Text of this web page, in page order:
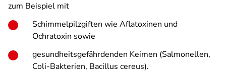
zum Beispiel mit
Schimmelpilzgiften wie Aflatoxinen und
Ochratoxin sowie
gesundheitsgefährdenden Keimen (Salmonellen,
Coli-Bakterien, Bacillus cereus).